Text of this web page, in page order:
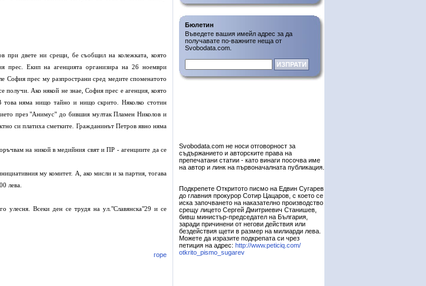
при двете ни срещи, бе съобщил на колежката, която
прес. Екип на агенцията организира на 26 ноември
София прес му разпространи сред медите споменатото
получи. Ако някой не знае, София прес е агенция, която
няма нищо тайно и нищо скрито. Няколко стотин
през "Анимус" до бившия мултак Пламен Николов и
си платиха сметките. Гражданинът Петров явно няма
на никой в медийния свят и ПР - агенциите да се
му комитет. А, ако мисли и за партия, тогава
лева.
улесня. Всеки ден се трудя на ул."Славянска"29 и се
горе
Бюлетин
Въведете вашия имейл адрес за да
получавате по-важните неща от
Svobodata.com.
Svobodata.com не носи отговорност за
съдържанието и авторските права на
препечатани статии - като винаги посочва име
на автор и линк на първоначалната публикация.
Подкрепете Откритото писмо на Едвин Сугарев
до главния прокурор Сотир Цацаров, с което се
иска започването на наказателно производство
срещу лицето Сергей Дмитриевич Станишев,
бивш министър-председател на България,
заради причинени от негови действия или
бездействия щети в размер на милиарди лева.
Можете да изразите подкрепата си чрез
петиция на адрес: http://www.peticiq.com/
otkrito_pismo_sugarev